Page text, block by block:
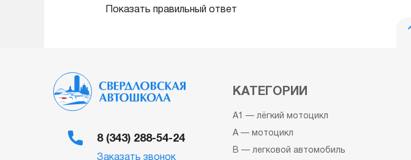
Показать правильный ответ
8 (343) 288-54-24
Заказать звонок
КАТЕГОРИИ
A1 — лёгкий мотоцикл
A — мотоцикл
B — легковой автомобиль